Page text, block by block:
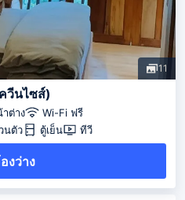
11
วีนไซส์)
ต่าง
Wi-Fi ฟรี
นตัว ตู้เย็น ทีวี
งว่าง